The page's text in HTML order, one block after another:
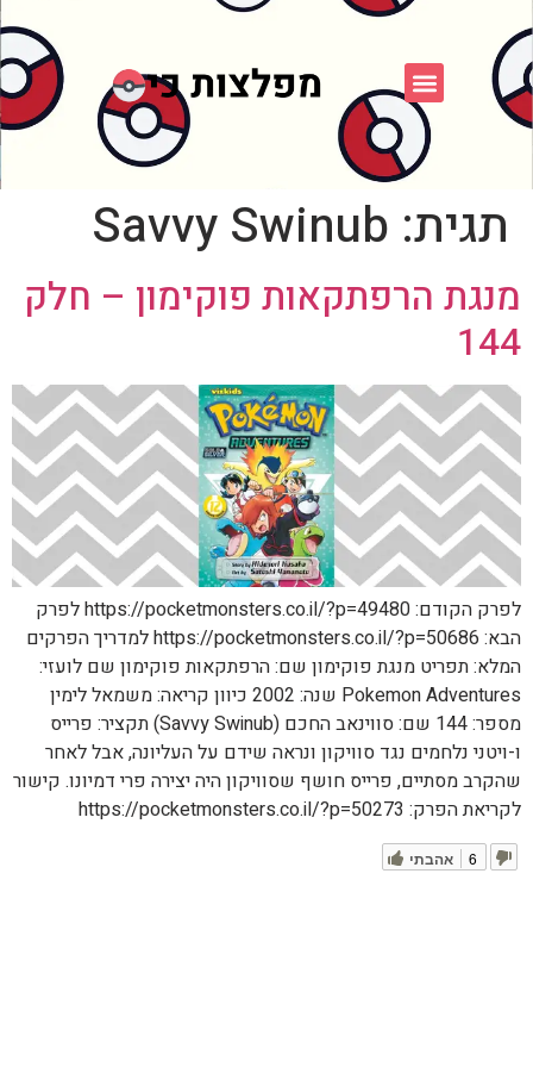
תגית: Savvy Swinub
מנגת הרפתקאות פוקימון – חלק
144
לפרק הקודם: https://pocketmonsters.co.il/?p=49480 לפרק
הבא: https://pocketmonsters.co.il/?p=50686 למדריך הפרקים
המלא: תפריט מנגת פוקימון שם: הרפתקאות פוקימון שם לועזי:
Pokemon Adventures שנה: 2002 כיוון קריאה: משמאל לימין
מספר: 144 שם: סווינאב החכם (Savvy Swinub) תקציר: פרייס
ו-ויטני נלחמים נגד סוויקון ונראה שידם על העליונה, אבל לאחר
שהקרב מסתיים, פרייס חושף שסוויקון היה יצירה פרי דמיונו. קישור
לקריאת הפרק: https://pocketmonsters.co.il/?p=50273
אהבתי 6